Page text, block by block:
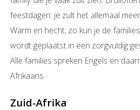
feestdagen: je zult het allemaal
Warm en hecht; zo kun je de
wordt geplaatst in een zorgvuldig
Alle families spreken Engels en
Afrikaans.
Zuid-Afrika